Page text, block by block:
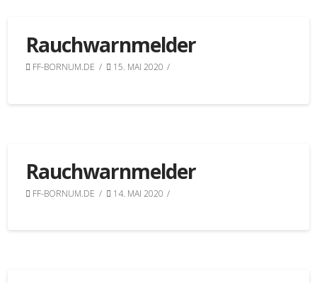
Rauchwarnmelder
FF-BORNUM.DE 15. MAI 2020
Rauchwarnmelder
FF-BORNUM.DE 14. MAI 2020